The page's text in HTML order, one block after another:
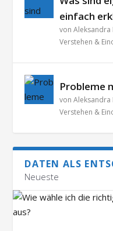
einfach
vonAleksandra
Verstehen &
Probleme
vonAleksandra
Verstehen &
DATEN ALS
Neueste